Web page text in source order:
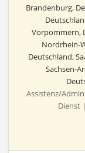
Brandenburg,
Vorpommern,
Nordrhein-
Deutschland,
Sachsen-
Assistenz/
Dienst